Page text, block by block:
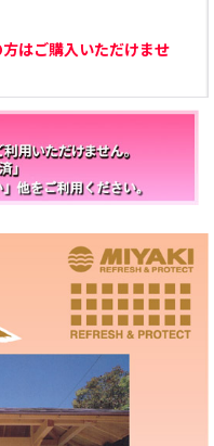
はご購入いただけませ